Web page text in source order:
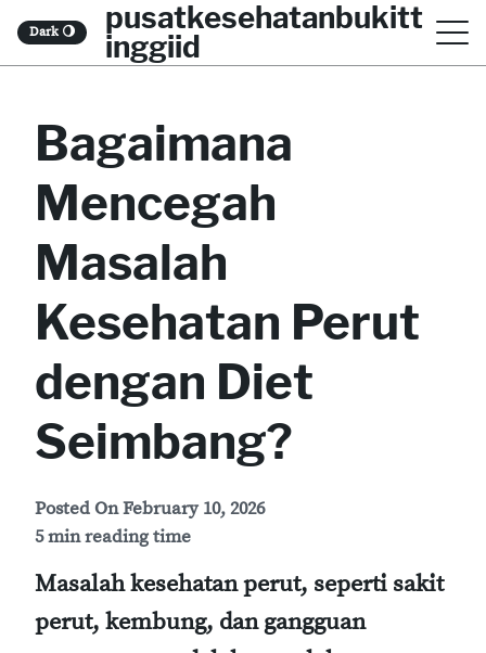
Dark 🌖 pusatkesehatanbukitt
inggiid
Bagaimana
Mencegah
Masalah
Kesehatan Perut
dengan Diet
Seimbang?
Posted OnFebruary 10, 2026
5 min reading time
Masalah kesehatan perut, seperti sakit
perut, kembung, dan gangguan